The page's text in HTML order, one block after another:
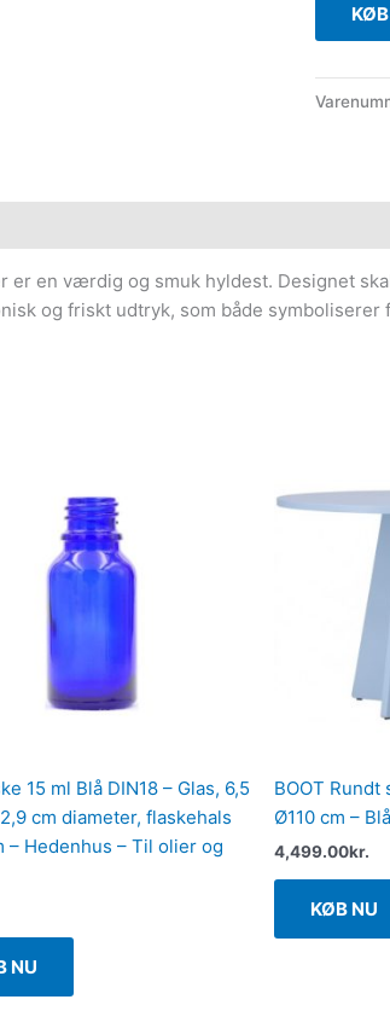
er en værdig og smuk hyldest. Designet
og friskt udtryk, som både symboliserer
15 ml Blå DIN18 – Glas, 6,5
cm diameter, flaskehals
– Hedenhus – Til olier og
NU
BOOT
Ø110 cm – Blå
4,499.00kr.
KØB NU